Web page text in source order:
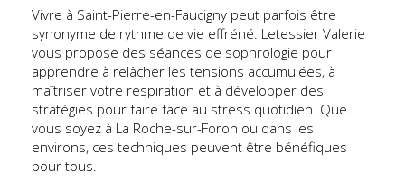
Vivre à Saint-Pierre-en-Faucigny peut parfois être
synonyme de rythme de vie effréné. Letessier Valerie
vous propose des séances de sophrologie pour
apprendre à relâcher les tensions accumulées, à
maîtriser votre respiration et à développer des
stratégies pour faire face au stress quotidien. Que
vous soyez à La Roche-sur-Foron ou dans les
environs, ces techniques peuvent être bénéfiques
pour tous.